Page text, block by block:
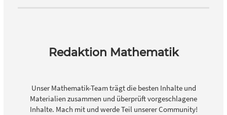
Redaktion Mathematik
Unser Mathematik-Team trägt die besten Inhalte und
Materialien zusammen und überprüft vorgeschlagene
Inhalte. Mach mit und werde Teil unserer Community!